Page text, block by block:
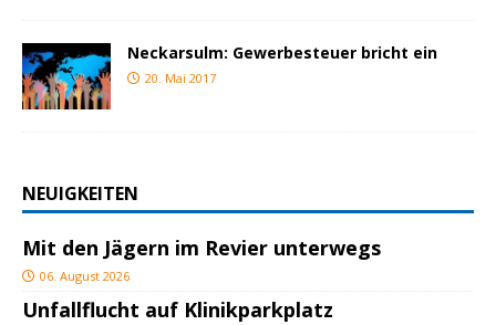
Neckarsulm: Gewerbesteuer bricht ein
20. Mai 2017
NEUIGKEITEN
Mit den Jägern im Revier unterwegs
06. August 2026
Unfallflucht auf Klinikparkplatz